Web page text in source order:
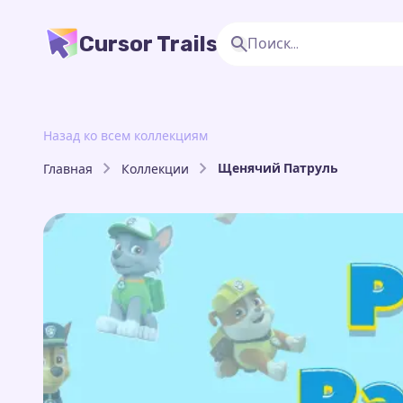
Cursor Trails
Назад ко всем коллекциям
Главная Коллекции Щенячий Патруль